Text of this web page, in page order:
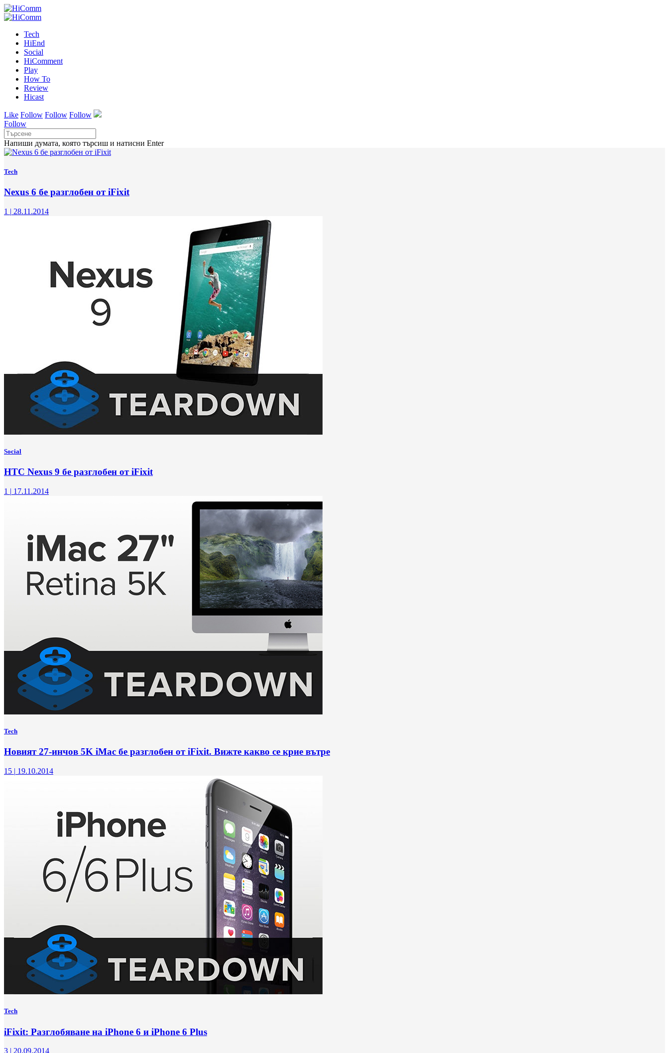
Tech
HiEnd
Social
HiComment
Play
How To
Review
Hicast
Like Follow Follow Follow
Follow
Напиши думата, която търсиш и натисни Enter
Tech
Nexus 6 бе разглобен от iFixit
1 | 28.11.2014
Social
HTC Nexus 9 бе разглобен от iFixit
1 | 17.11.2014
Tech
Новият 27-инчов 5K iMac бе разглобен от iFixit. Вижте какво се крие вътре
15 | 19.10.2014
Tech
iFixit: Разглобяване на iPhone 6 и iPhone 6 Plus
3 | 20.09.2014